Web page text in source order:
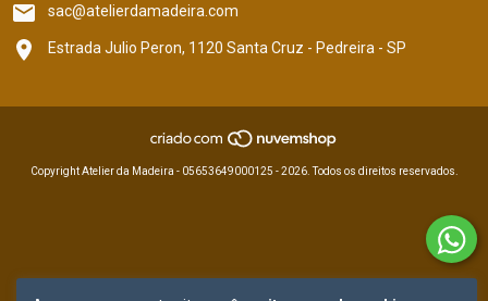
sac@atelierdamadeira.com
Estrada Julio Peron, 1120 Santa Cruz - Pedreira - SP
Copyright Atelier da Madeira - 05653649000125 - 2026. Todos os direitos reservados.